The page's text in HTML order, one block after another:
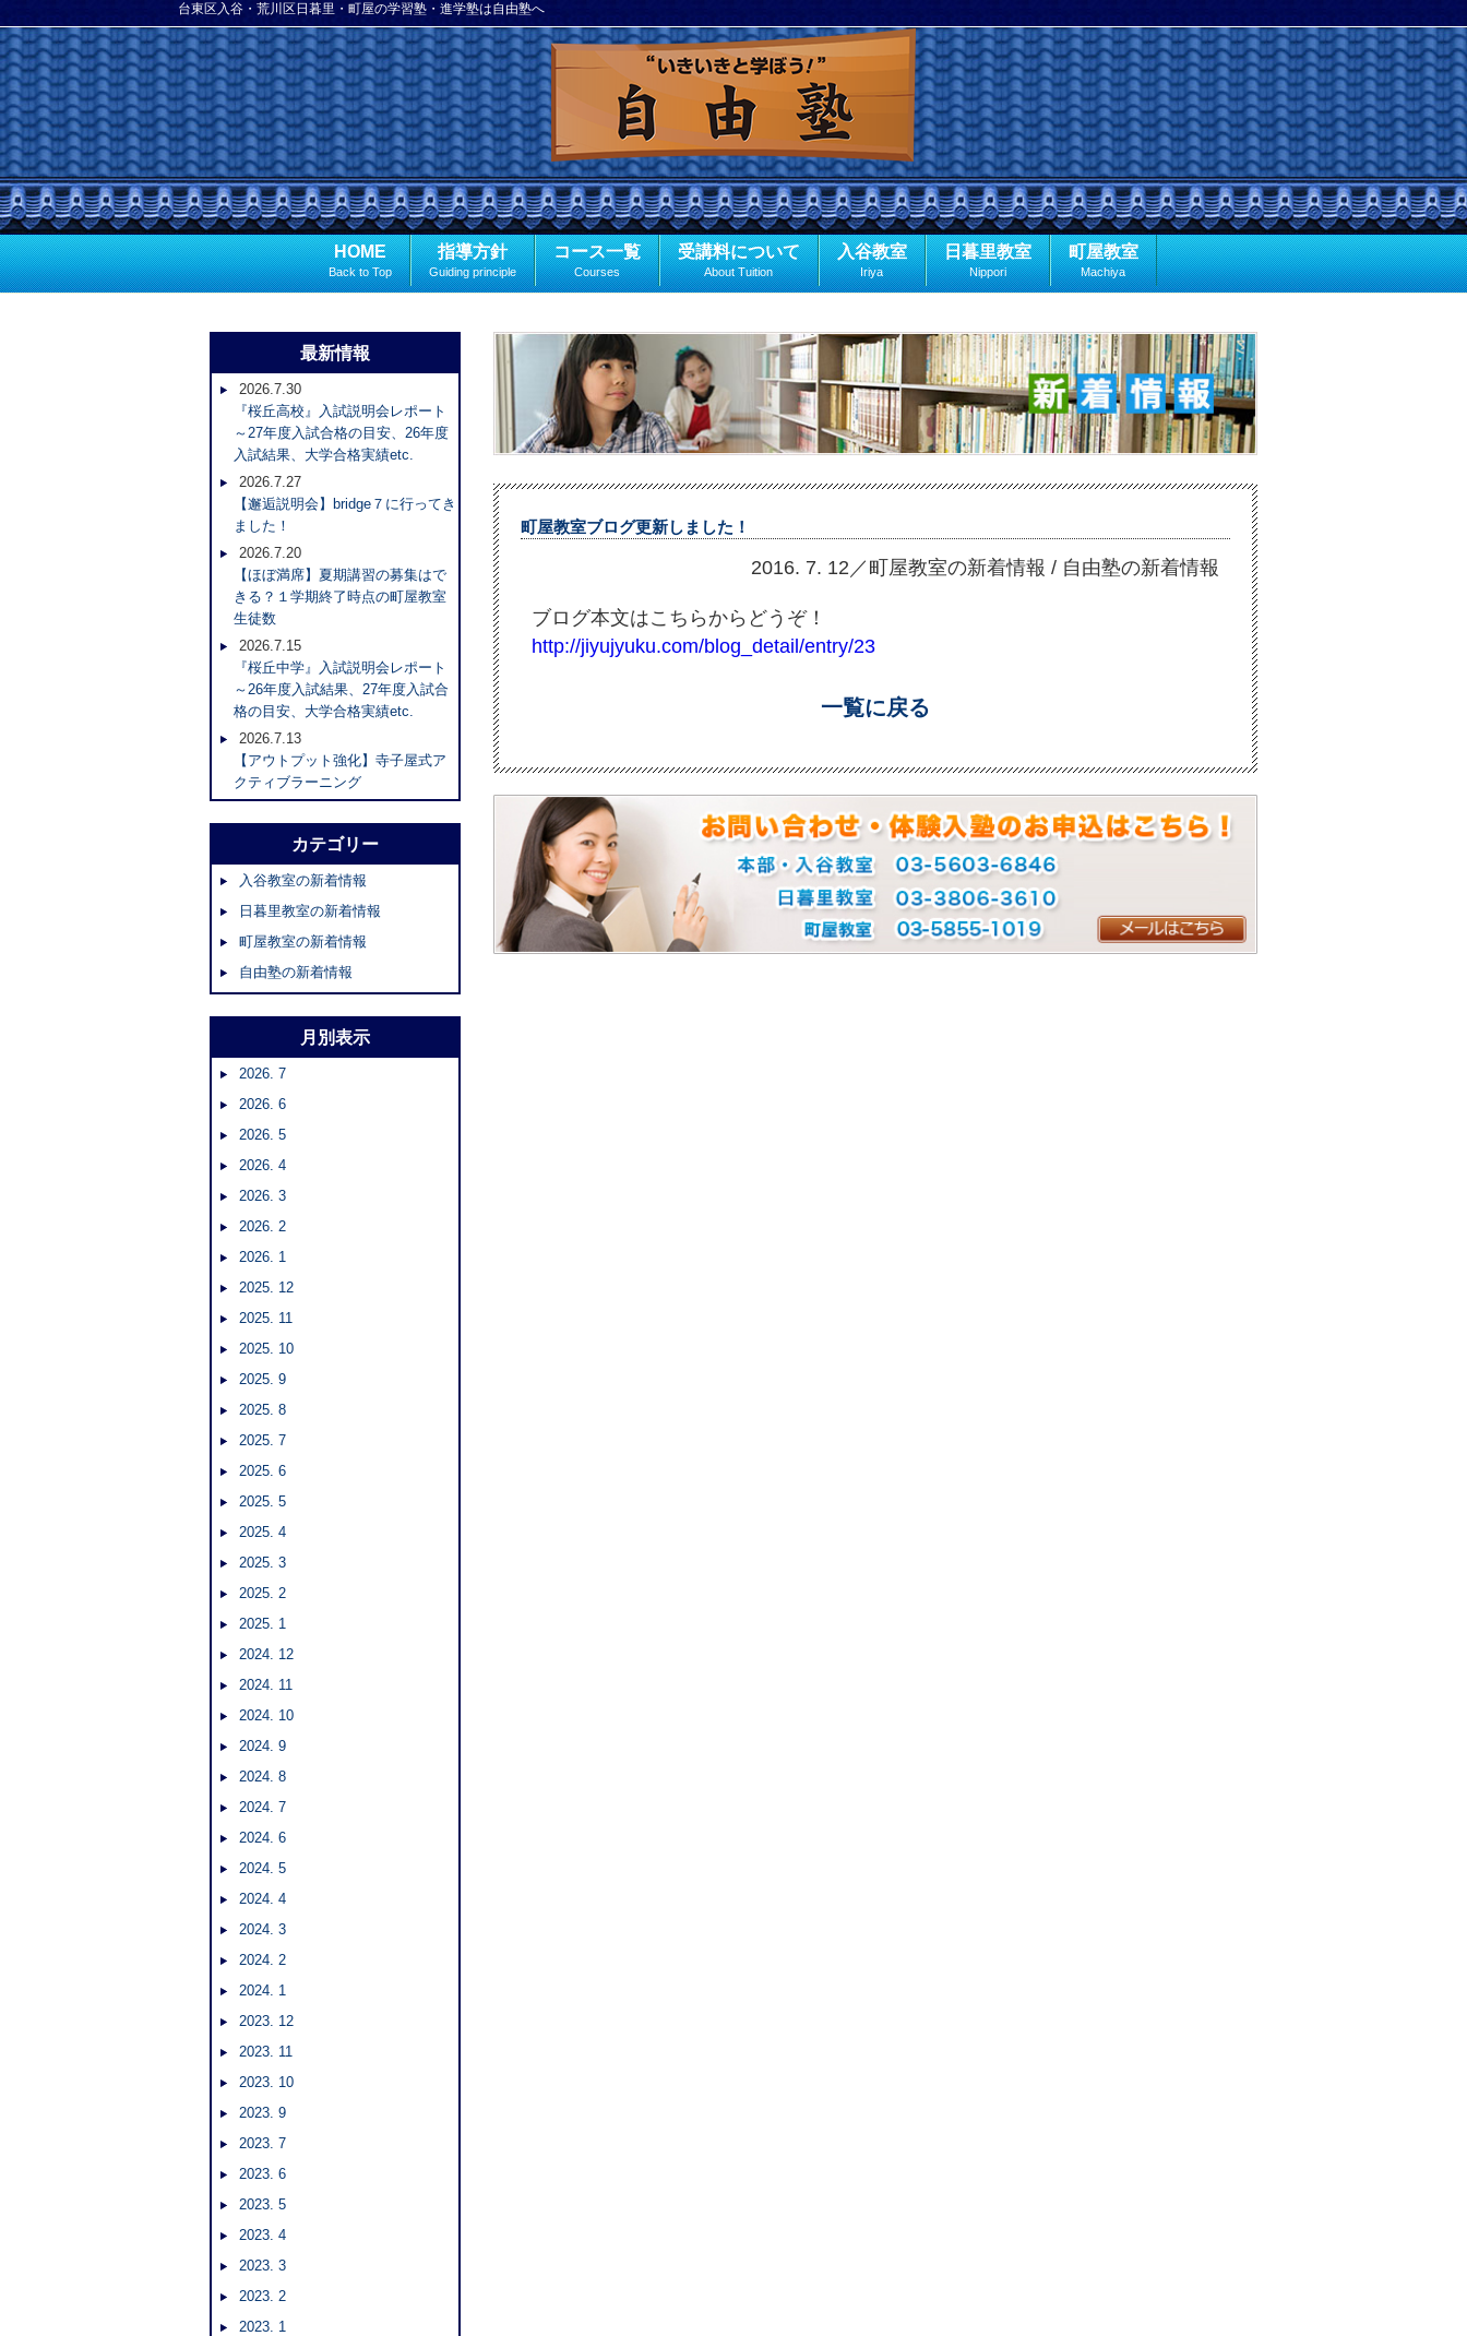
台東区入谷・荒川区日暮里・町屋の学習塾・進学塾は自由塾へ
HOME
Back to Top
指導方針
Guiding principle
コース一覧
Courses
受講料について
About Tuition
入谷教室
Iriya
日暮里教室
Nippori
町屋教室
Machiya
町屋教室ブログ更新しました！
2016. 7. 12／町屋教室の新着情報 / 自由塾の新着情報
ブログ本文はこちらからどうぞ！
http://jiyujyuku.com/blog_detail/entry/23
一覧に戻る
最新情報
2026.7.30
『桜丘高校』入試説明会レポート
～27年度入試合格の目安、26年度
入試結果、大学合格実績etc.
2026.7.27
【邂逅説明会】bridge７に行ってき
ました！
2026.7.20
【ほぼ満席】夏期講習の募集はで
きる？１学期終了時点の町屋教室
生徒数
2026.7.15
『桜丘中学』入試説明会レポート
～26年度入試結果、27年度入試合
格の目安、大学合格実績etc.
2026.7.13
【アウトプット強化】寺子屋式ア
クティブラーニング
カテゴリー
入谷教室の新着情報
日暮里教室の新着情報
町屋教室の新着情報
自由塾の新着情報
月別表示
2026. 7
2026. 6
2026. 5
2026. 4
2026. 3
2026. 2
2026. 1
2025. 12
2025. 11
2025. 10
2025. 9
2025. 8
2025. 7
2025. 6
2025. 5
2025. 4
2025. 3
2025. 2
2025. 1
2024. 12
2024. 11
2024. 10
2024. 9
2024. 8
2024. 7
2024. 6
2024. 5
2024. 4
2024. 3
2024. 2
2024. 1
2023. 12
2023. 11
2023. 10
2023. 9
2023. 7
2023. 6
2023. 5
2023. 4
2023. 3
2023. 2
2023. 1